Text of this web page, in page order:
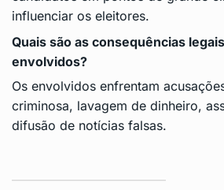
influenciar os eleitores.
Quais são as consequências
envolvidos?
Os envolvidos enfrentam
criminosa, lavagem de dinheiro,
difusão de notícias falsas.